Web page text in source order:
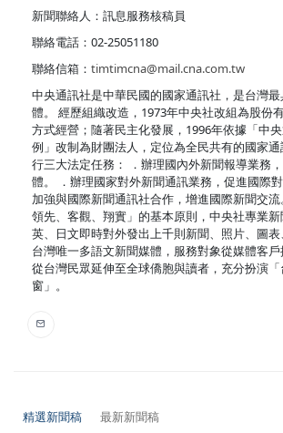
新聞聯絡人：訊息服務核稿員
聯絡電話：02-25051180
聯絡信箱： timtimcna@mail.cna.com.tw
中央通訊社是中華民國的國家通訊社，是台灣
體。 經歷組織改造，1973年中央社改組為股份
方式經營；隨著民主化發展，1996年依據「中
例」改制為財團法人，定位為全民共有的國家
行三大法定任務： ．辦理國內外新聞報導業務
體。 ．辦理國家對外新聞通訊業務，促進國際
加強與國際新聞通訊社合作，增進國際新聞交流
領先、客觀、翔實」的基本原則，中央社專業新
英、日文即時對外發出上千則新聞、照片、圖
台灣唯一多語文新聞媒體，服務對象從媒體客戶
從台灣民眾延伸至全球僑胞與讀者，充分扮演
窗」。
精選新聞稿 最新新聞稿